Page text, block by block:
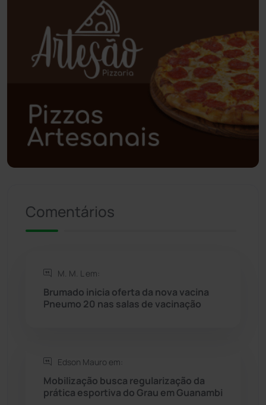
Planalto
Poções (182)
(57)
Polícia Militar (27)
Rio do Antônio
Saúde
Seabra (50)
Comentários
M. M. L em:
Brumado inicia oferta da nova vacina
Pneumo 20 nas salas de vacinação
Edson Mauro em:
Mobilização busca regularização da
prática esportiva do Grau em Guanambi